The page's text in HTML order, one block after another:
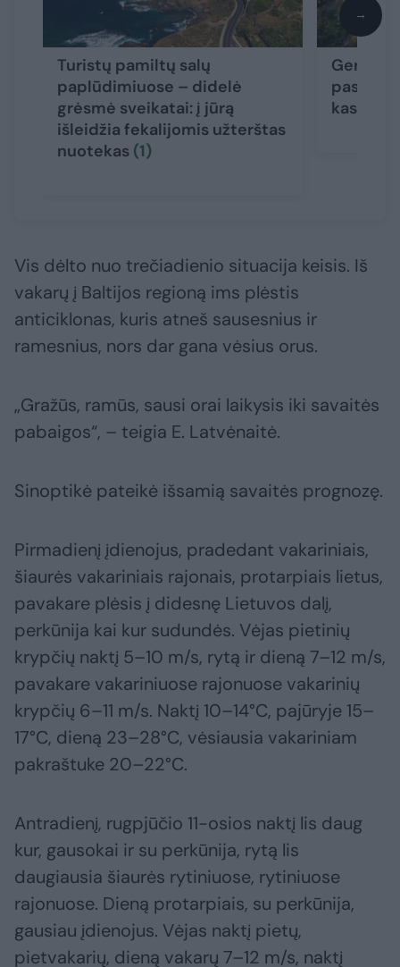
Turistų pamiltų salų
paplūdimiuose – didelė
grėsmė sveikatai: į jūrą
išleidžia fekalijomis užterštas
nuotekas (1)
kas čia
→
Vis dėlto nuo trečiadienio situacija keisis. Iš
vakarų į Baltijos regioną ims plėstis
anticiklonas, kuris atneš sausesnius ir
ramesnius, nors dar gana vėsius orus.
„Gražūs, ramūs, sausi orai laikysis iki savaitės
pabaigos“, – teigia E. Latvėnaitė.
Sinoptikė pateikė išsamią savaitės prognozę.
Pirmadienį įdienojus, pradedant vakariniais,
šiaurės vakariniais rajonais, protarpiais lietus,
pavakare plėsis į didesnę Lietuvos dalį,
perkūnija kai kur sudundės. Vėjas pietinių
krypčių naktį 5–10 m/s, rytą ir dieną 7–12 m/s,
pavakare vakariniuose rajonuose vakarinių
krypčių 6–11 m/s. Naktį 10–14°C, pajūryje 15–
17°C, dieną 23–28°C, vėsiausia vakariniam
pakraštuke 20–22°C.
Antradienį, rugpjūčio 11-osios naktį lis daug
kur, gausokai ir su perkūnija, rytą lis
daugiausia šiaurės rytiniuose, rytiniuose
rajonuose. Dieną protarpiais, su perkūnija,
gausiau įdienojus. Vėjas naktį pietų,
pietvakarių, dieną vakarų 7–12 m/s, naktį